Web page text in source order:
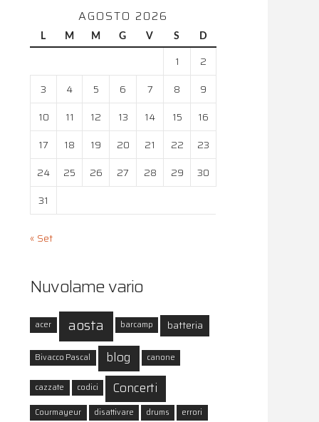
AGOSTO 2026
L M M G V S D
1
2
3
4 5 6 7 8
9
10
11 12 13 14 15
16
17
18 19 20 21 22
23
24
25 26 27 28 29
30
31
« Set
Nuvolame vario
acer aosta barcamp batteria
Bivacco Pascal blog canone
cazzate codici Concerti
Courmayeur disattivare drums
errori